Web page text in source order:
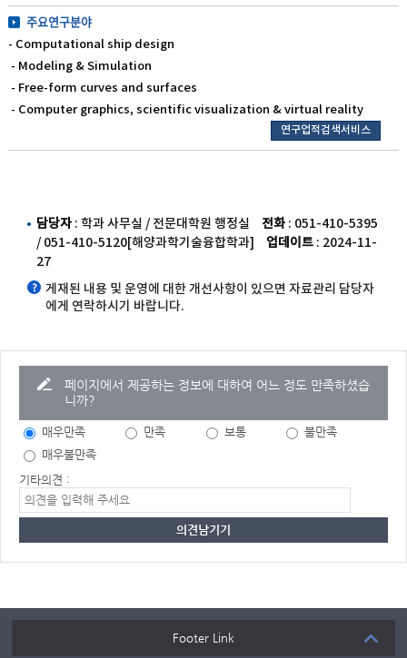
주요연구분야
- Computational ship design
- Modeling & Simulation
- Free-form curves and surfaces
- Computer graphics, scientific visualization & virtual reality
연구업적검색서비스
담당자 : 학과 사무실 / 전문대학원 행정실 전화 : 051-410-5395
/ 051-410-5120[해양과학기술융합학과]
업데이트 : 2024-11-
27
게재된 내용 및 운영에 대한 개선사항이 있으면 자료관리 담당자
에게 연락하시기 바랍니다.
페이지에서 제공하는 정보에 대하여 어느 정도 만족하셨습
니까?
매우만족 만족 보통
불만족
매우불만족
기타의견 :
Footer Link